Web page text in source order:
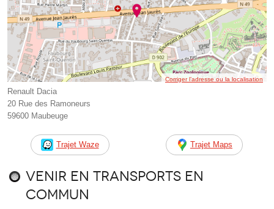
Corriger l’adresse ou la localisation
Renault Dacia
20 Rue des Ramoneurs
59600 Maubeuge
Trajet Waze Trajet Maps
Venir en transports en
commun